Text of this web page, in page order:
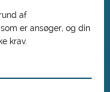
af
er ansøger, og din
krav.